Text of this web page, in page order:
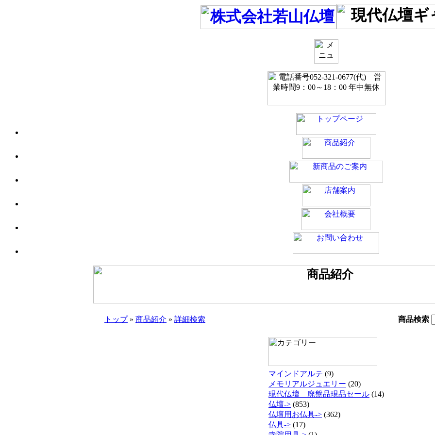
トップ» 商品紹介 » 詳細検索 商品検索
マインドアルテ (9)
メモリアルジュエリー (20)
現代仏壇 廃盤品現品セール (14)
仏壇-> (853)
仏壇用お仏具-> (362)
仏具-> (17)